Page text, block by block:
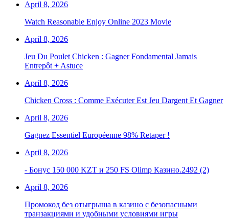
April 8, 2026
Watch Reasonable Enjoy Online 2023 Movie
April 8, 2026
Jeu Du Poulet Chicken : Gagner Fondamental Jamais
Entrepôt + Astuce
April 8, 2026
Chicken Cross : Comme Exécuter Est Jeu Dargent Et Gagner
April 8, 2026
Gagnez Essentiel Européenne 98% Retaper !
April 8, 2026
- Бонус 150 000 KZT и 250 FS Olimp Казино.2492 (2)
April 8, 2026
Промокод без отыгрыша в казино с безопасными
транзакциями и удобными условиями игры